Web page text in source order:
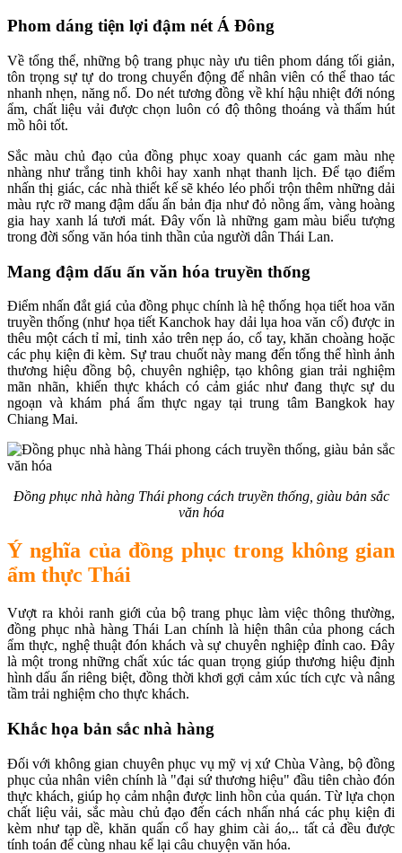
Phom dáng tiện lợi đậm nét Á Đông
Về tổng thể, những bộ trang phục này ưu tiên phom dáng tối giản,
tôn trọng sự tự do trong chuyển động để nhân viên có thể thao tác
nhanh nhẹn, năng nổ. Do nét tương đồng về khí hậu nhiệt đới nóng
ẩm, chất liệu vải được chọn luôn có độ thông thoáng và thấm hút
mồ hôi tốt.
Sắc màu chủ đạo của đồng phục xoay quanh các gam màu nhẹ
nhàng như trắng tinh khôi hay xanh nhạt thanh lịch. Để tạo điểm
nhấn thị giác, các nhà thiết kế sẽ khéo léo phối trộn thêm những dải
màu rực rỡ mang đậm dấu ấn bản địa như đỏ nồng ấm, vàng hoàng
gia hay xanh lá tươi mát. Đây vốn là những gam màu biểu tượng
trong đời sống văn hóa tinh thần của người dân Thái Lan.
Mang đậm dấu ấn văn hóa truyền thống
Điểm nhấn đắt giá của đồng phục chính là hệ thống họa tiết hoa văn
truyền thống (như họa tiết Kanchok hay dải lụa hoa văn cổ) được in
thêu một cách tỉ mỉ, tinh xảo trên nẹp áo, cổ tay, khăn choàng hoặc
các phụ kiện đi kèm. Sự trau chuốt này mang đến tổng thể hình ảnh
thương hiệu đồng bộ, chuyên nghiệp, tạo không gian trải nghiệm
mãn nhãn, khiến thực khách có cảm giác như đang thực sự du
ngoạn và khám phá ẩm thực ngay tại trung tâm Bangkok hay
Chiang Mai.
Đồng phục nhà hàng Thái phong cách truyền thống, giàu bản sắc
văn hóa
Ý nghĩa của đồng phục trong không gian
ẩm thực Thái
Vượt ra khỏi ranh giới của bộ trang phục làm việc thông thường,
đồng phục nhà hàng Thái Lan chính là hiện thân của phong cách
ẩm thực, nghệ thuật đón khách và sự chuyên nghiệp đỉnh cao. Đây
là một trong những chất xúc tác quan trọng giúp thương hiệu định
hình dấu ấn riêng biệt, đồng thời khơi gợi cảm xúc tích cực và nâng
tầm trải nghiệm cho thực khách.
Khắc họa bản sắc nhà hàng
Đối với không gian chuyên phục vụ mỹ vị xứ Chùa Vàng, bộ đồng
phục của nhân viên chính là "đại sứ thương hiệu" đầu tiên chào đón
thực khách, giúp họ cảm nhận được linh hồn của quán. Từ lựa chọn
chất liệu vải, sắc màu chủ đạo đến cách nhấn nhá các phụ kiện đi
kèm như tạp dề, khăn quấn cổ hay ghim cài áo,.. tất cả đều được
tính toán để cùng nhau kể lại câu chuyện văn hóa.